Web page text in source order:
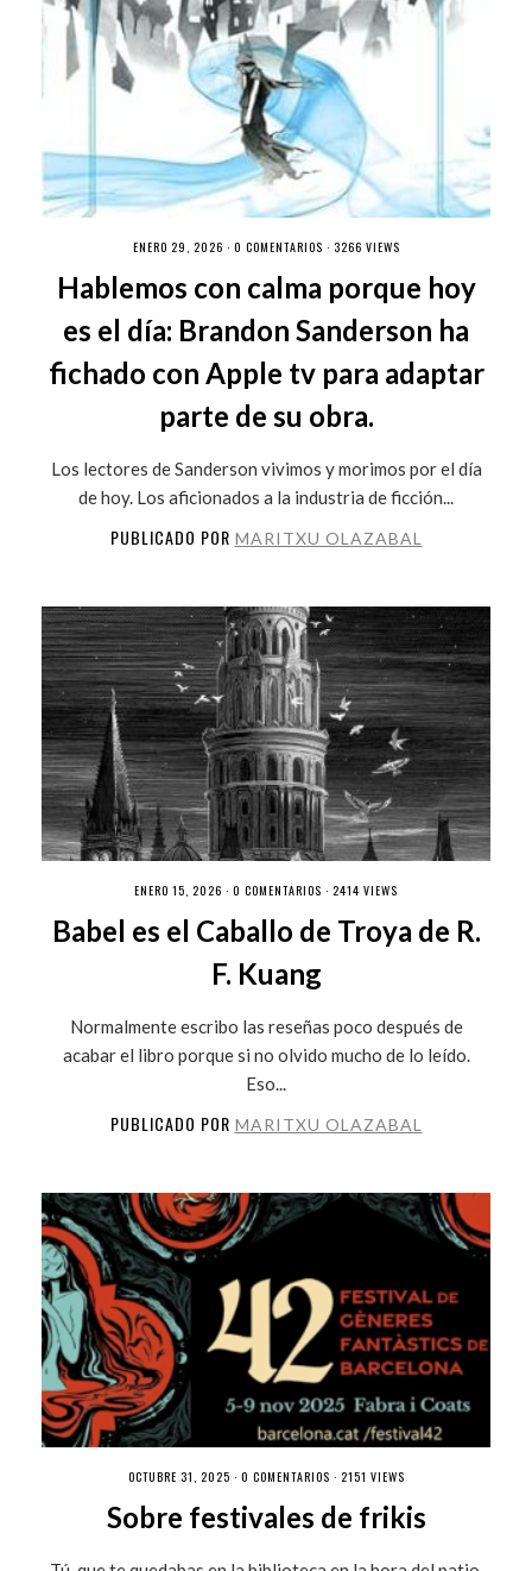
ENERO 29, 2026 · 0 COMENTARIOS · 3266 VIEWS
Hablemos con calma porque hoy
es el día: Brandon Sanderson ha
fichado con Apple tv para adaptar
parte de su obra.
Los lectores de Sanderson vivimos y morimos por el día
de hoy. Los aficionados a la industria de ficción...
PUBLICADO POR MARITXU OLAZABAL
ENERO 15, 2026 · 0 COMENTARIOS · 2414 VIEWS
Babel es el Caballo de Troya de R.
F. Kuang
Normalmente escribo las reseñas poco después de
acabar el libro porque si no olvido mucho de lo leído.
Eso...
PUBLICADO POR MARITXU OLAZABAL
OCTUBRE 31, 2025 · 0 COMENTARIOS · 2151 VIEWS
Sobre festivales de frikis